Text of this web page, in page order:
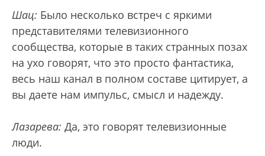
Шац: Было несколько встреч с яркими
представителями телевизионного
сообщества, которые в таких странных позах
на ухо говорят, что это просто фантастика,
весь наш канал в полном составе цитирует, а
вы даете нам импульс, смысл и надежду.
Лазарева: Да, это говорят телевизионные
люди.